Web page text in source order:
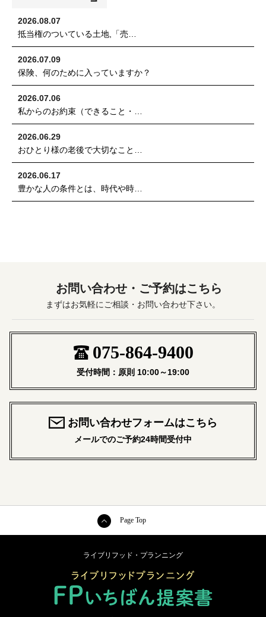
2026.08.07
抵当権のついている土地,「売…
2026.07.09
保険、何のために入っていますか？
2026.07.06
私からのお約束（できること・…
2026.06.29
おひとり様の老後で大切なこと…
2026.06.17
豊かな人の条件とは、時代や時…
お問い合わせ・ご予約はこちら
まずはお気軽にご相談・お問い合わせ下さい。
075-864-9400
受付時間：原則 10:00～19:00
お問い合わせフォームはこちら
メールでのご予約24時間受付中
Page Top
ライブリフッド・プランニング